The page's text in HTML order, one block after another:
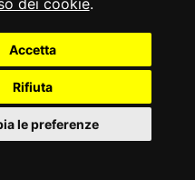
dei cookie.
Accetta
Rifiuta
le preferenze
|feedback
da